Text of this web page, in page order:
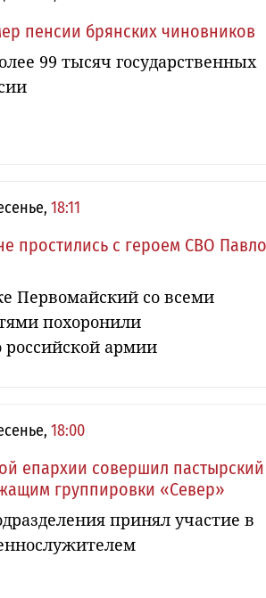
пенсии брянских чиновников
99 тысяч государственных
18:11
простились с героем СВО
Первомайский со всеми
похоронили
армии
18:00
епархии совершил пастырский
группировки «Север»
принял участие в